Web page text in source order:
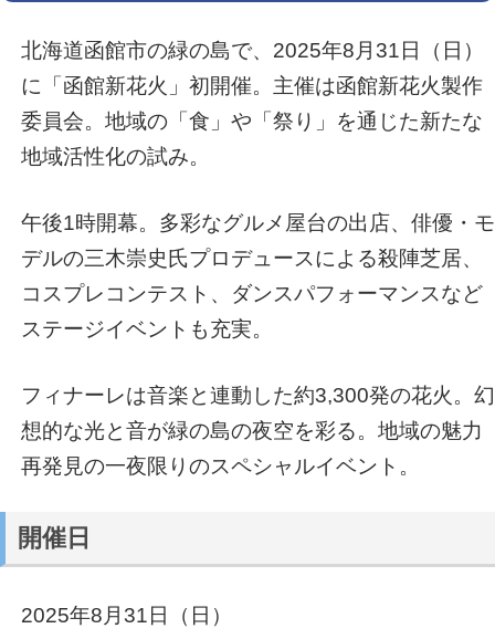
北海道函館市の緑の島で、2025年8月31日（日）
に「函館新花火」初開催。主催は函館新花火製作
委員会。地域の「食」や「祭り」を通じた新たな
地域活性化の試み。
午後1時開幕。多彩なグルメ屋台の出店、俳優・モ
デルの三木崇史氏プロデュースによる殺陣芝居、
コスプレコンテスト、ダンスパフォーマンスなど
ステージイベントも充実。
フィナーレは音楽と連動した約3,300発の花火。幻
想的な光と音が緑の島の夜空を彩る。地域の魅力
再発見の一夜限りのスペシャルイベント。
開催日
2025年8月31日（日）